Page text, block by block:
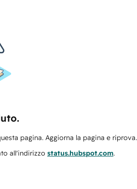
pagina. Aggiorna la pagina e riprova.
all'indirizzo status.hubspot.com.